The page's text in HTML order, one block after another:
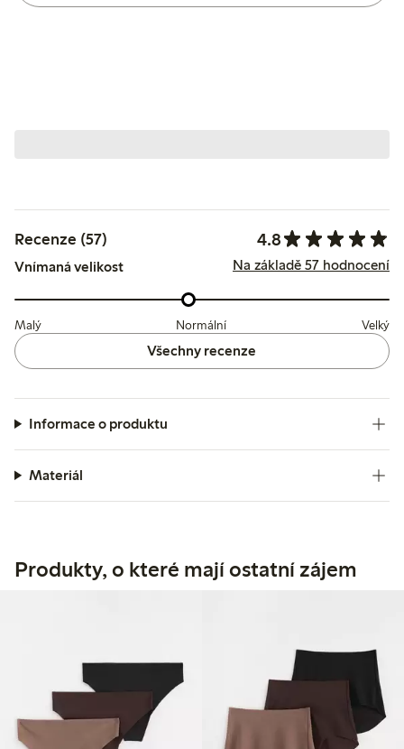
Recenze (57) 4.8
Vnímaná velikost Na základě 57 hodnocení
Malý Normální Velký
Všechny recenze
Informace o produktu
Materiál
Produkty, o které mají ostatní zájem